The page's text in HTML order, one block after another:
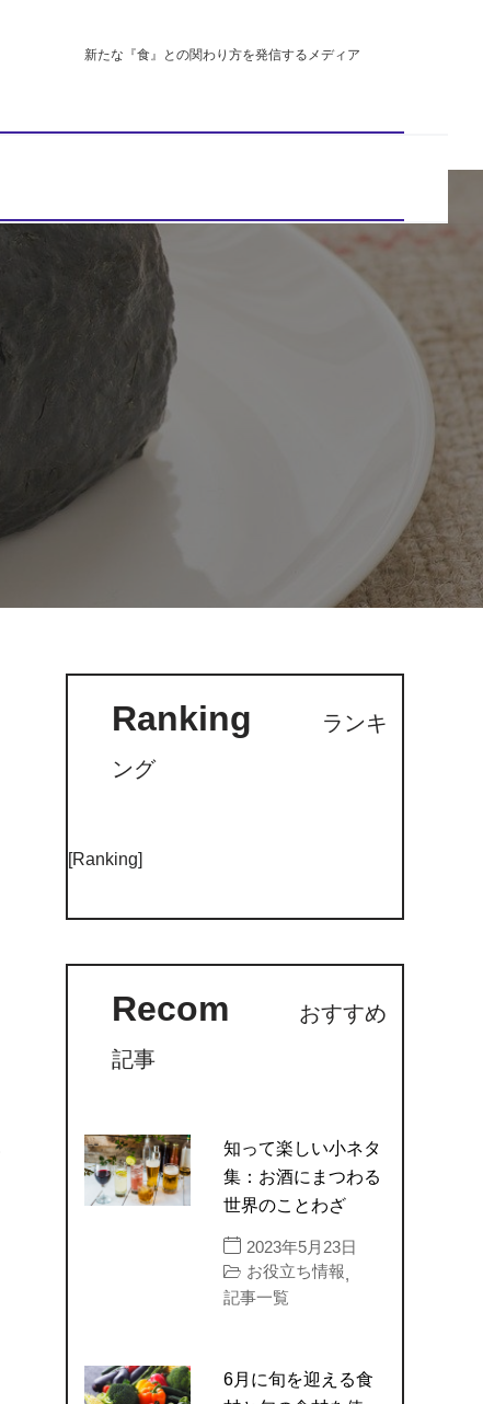
新たな『食』との関わり方を発信するメディア
Ranking
ランキ
ング
[Ranking]
Recom
おすすめ
記事
知って楽しい小ネタ
集：お酒にまつわる
世界のことわざ
2023年5月23日
お役立ち情報,
記事一覧
6月に旬を迎える食